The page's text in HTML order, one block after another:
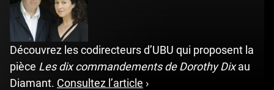
Découvrez les codirecteurs d’UBU qui proposent la
pièce Les dix commandements de Dorothy Dixau
Diamant. Consultez l’article undefined
›